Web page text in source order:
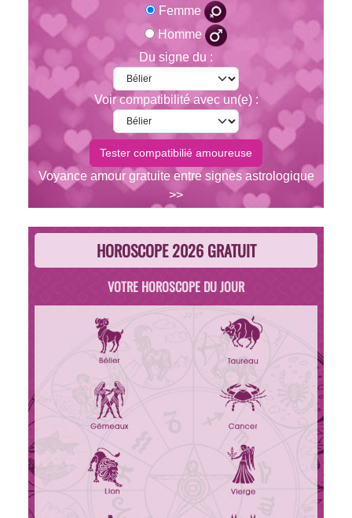
Femme
Homme
Du signe du :
Voir compatibilité avec un(e) :
Voyance amour gratuite entre signes astrologique
>>
HOROSCOPE 2026 GRATUIT
VOTRE HOROSCOPE DU JOUR